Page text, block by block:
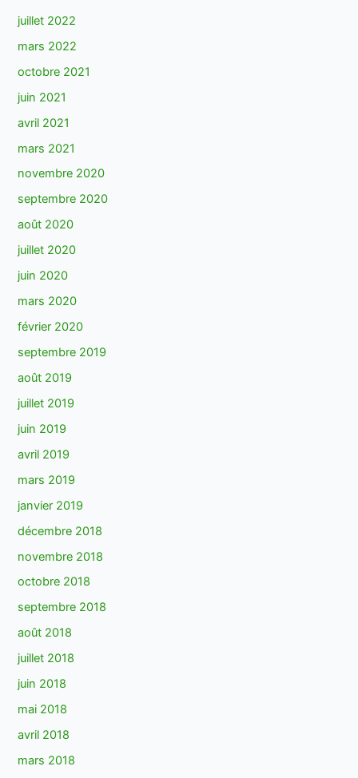
juillet 2022
mars 2022
octobre 2021
juin 2021
avril 2021
mars 2021
novembre 2020
septembre 2020
août 2020
juillet 2020
juin 2020
mars 2020
février 2020
septembre 2019
août 2019
juillet 2019
juin 2019
avril 2019
mars 2019
janvier 2019
décembre 2018
novembre 2018
octobre 2018
septembre 2018
août 2018
juillet 2018
juin 2018
mai 2018
avril 2018
mars 2018